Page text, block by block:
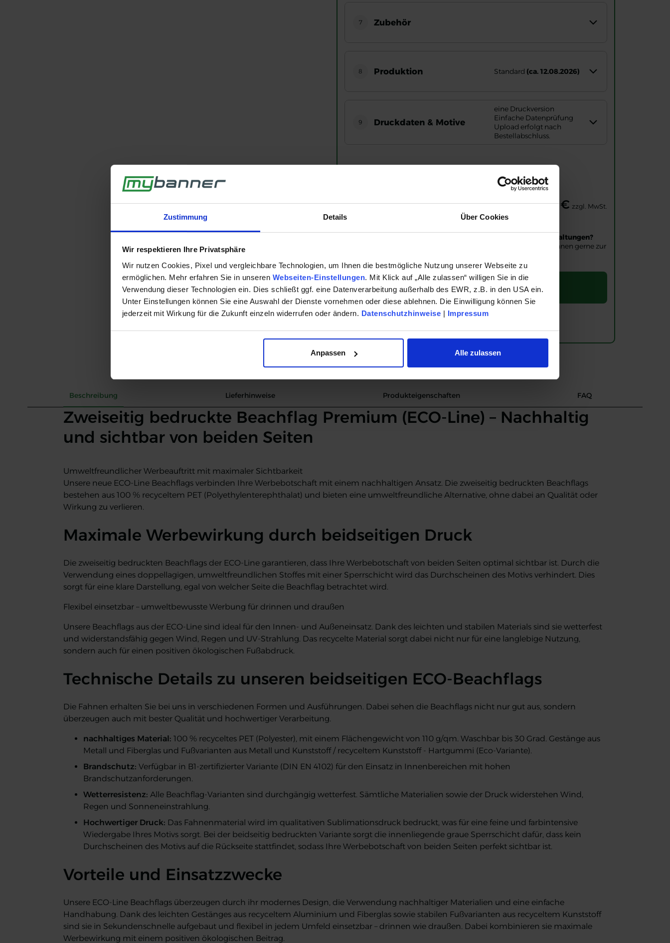
Zustimmung Details Über Cookies
Wir respektieren Ihre Privatsphäre
Wir nutzen Cookies, Pixel und vergleichbare Technologien, um Ihnen die bestmögliche Nutzung unserer Webseite zu
ermöglichen. Mehr erfahren Sie in unseren Webseiten-Einstellungen. Mit Klick auf „Alle zulassen“ willigen Sie in die
Verwendung dieser Technologien ein. Dies schließt ggf. eine Datenverarbeitung außerhalb des EWR, z.B. in den USA ein.
Unter Einstellungen können Sie eine Auswahl der Dienste vornehmen oder diese ablehnen. Die Einwilligung können Sie
jederzeit mit Wirkung für die Zukunft einzeln widerrufen oder ändern. Datenschutzhinweise | Impressum
Anpassen Alle zulassen
7 Zubehör
8 Produktion Standard (ca. 12.08.2026)
9 Druckdaten & Motive
eine Druckversion
Einfache Datenprüfung
Upload erfolgt nach
Bestellabschluss.
134,90 € zzgl. MwSt.
Fragen zu Ihrer Bestellung, größeren Aufträgen oder Veranstaltungen?
– wir stehen Ihnen gerne zur
In Den Warenkorb Legen
Beschreibung Lieferhinweise Produkteigenschaften FAQ
Zweiseitig bedruckte Beachflag Premium (ECO-Line) – Nachhaltig
und sichtbar von beiden Seiten
Umweltfreundlicher Werbeauftritt mit maximaler Sichtbarkeit
Unsere neue ECO-Line Beachflags verbinden Ihre Werbebotschaft mit einem nachhaltigen Ansatz. Die zweiseitig bedruckten Beachflags
bestehen aus 100 % recyceltem PET (Polyethylenterephthalat) und bieten eine umweltfreundliche Alternative, ohne dabei an Qualität oder
Wirkung zu verlieren.
Maximale Werbewirkung durch beidseitigen Druck
Die zweiseitig bedruckten Beachflags der ECO-Line garantieren, dass Ihre Werbebotschaft von beiden Seiten optimal sichtbar ist. Durch die
Verwendung eines doppellagigen, umweltfreundlichen Stoffes mit einer Sperrschicht wird das Durchscheinen des Motivs verhindert. Dies
sorgt für eine klare Darstellung, egal von welcher Seite die Beachflag betrachtet wird.
Flexibel einsetzbar – umweltbewusste Werbung für drinnen und draußen
Unsere Beachflags aus der ECO-Line sind ideal für den Innen- und Außeneinsatz. Dank des leichten und stabilen Materials sind sie wetterfest
und widerstandsfähig gegen Wind, Regen und UV-Strahlung. Das recycelte Material sorgt dabei nicht nur für eine langlebige Nutzung,
sondern auch für einen positiven ökologischen Fußabdruck.
Technische Details zu unseren beidseitigen ECO-Beachflags
Die Fahnen erhalten Sie bei uns in verschiedenen Formen und Ausführungen. Dabei sehen die Beachflags nicht nur gut aus, sondern
überzeugen auch mit bester Qualität und hochwertiger Verarbeitung.
nachhaltiges Material: 100 % recyceltes PET (Polyester), mit einem Flächengewicht von 110 g/qm. Waschbar bis 30 Grad. Gestänge aus
Metall und Fiberglas und Fußvarianten aus Metall und Kunststoff / recyceltem Kunststoff - Hartgummi (Eco-Variante).
Brandschutz: Verfügbar in B1-zertifizierter Variante (DIN EN 4102) für den Einsatz in Innenbereichen mit hohen
Brandschutzanforderungen.
Wetterresistenz: Alle Beachflag-Varianten sind durchgängig wetterfest. Sämtliche Materialien sowie der Druck widerstehen Wind,
Regen und Sonneneinstrahlung.
Hochwertiger Druck: Das Fahnenmaterial wird im qualitativen Sublimationsdruck bedruckt, was für eine feine und farbintensive
Wiedergabe Ihres Motivs sorgt. Bei der beidseitig bedruckten Variante sorgt die innenliegende graue Sperrschicht dafür, dass kein
Durchscheinen des Motivs auf die Rückseite stattfindet, sodass Ihre Werbebotschaft von beiden Seiten perfekt sichtbar ist.
Vorteile und Einsatzzwecke
Unsere ECO-Line Beachflags überzeugen durch ihr modernes Design, die Verwendung nachhaltiger Materialien und eine einfache
Handhabung. Dank des leichten Gestänges aus recyceltem Aluminium und Fiberglas sowie stabilen Fußvarianten aus recyceltem Kunststoff
sind sie in Sekundenschnelle aufgebaut und flexibel in jedem Umfeld einsetzbar – drinnen wie draußen. Dabei kombinieren sie maximale
Werbewirkung mit einem positiven ökologischen Beitrag.